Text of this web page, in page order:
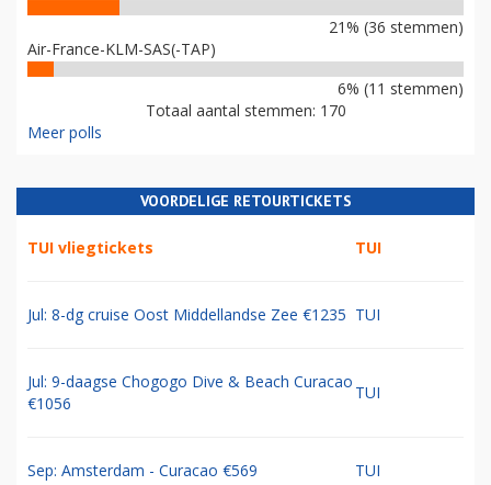
21% (36 stemmen)
Air-France-KLM-SAS(-TAP)
6% (11 stemmen)
Totaal aantal stemmen: 170
Meer polls
VOORDELIGE RETOURTICKETS
TUI vliegtickets TUI
Jul: 8-dg cruise Oost Middellandse Zee €1235 TUI
Jul: 9-daagse Chogogo Dive & Beach Curacao
€1056
TUI
Sep: Amsterdam - Curacao €569 TUI